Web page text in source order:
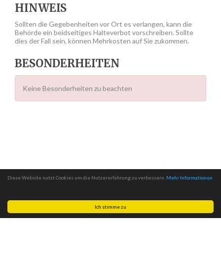
Ich stimme zu
Diese Website nutzt Cookies um die Nutzererfahrung zu verbessern. Mehr Informationen
HINWEIS
Sollten die Gegebenheiten vor Ort es verlangen, kann die
Behörde ein beidseitiges Halteverbot vorschreiben. Sollte
dies der Fall sein, können Mehrkosten auf Sie zukommen.
BESONDERHEITEN
Keine Besonderheiten zu beachten